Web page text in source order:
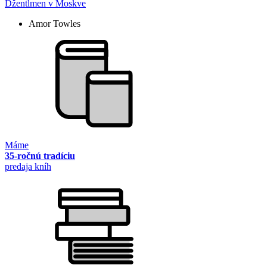
Džentlmen v Moskve
Amor Towles
Máme
35-ročnú tradíciu
predaja kníh